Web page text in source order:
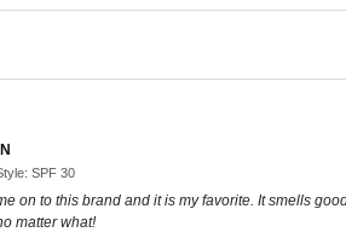
SPF 30
on to this brand and it is my favorite. It smells
matter what!